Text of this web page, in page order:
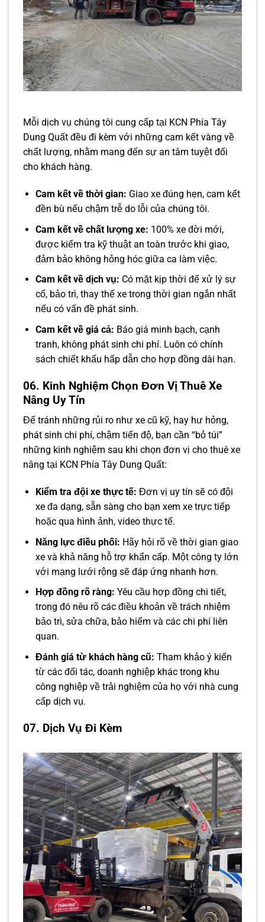
Mỗi dịch vụ chúng tôi cung cấp tại KCN Phía Tây
Dung Quất đều đi kèm với những cam kết vàng về
chất lượng, nhằm mang đến sự an tâm tuyệt đối
cho khách hàng.
Cam kết về thời gian: Giao xe đúng hẹn, cam kết
đền bù nếu chậm trễ do lỗi của chúng tôi.
Cam kết về chất lượng xe: 100% xe đời mới,
được kiểm tra kỹ thuật an toàn trước khi giao,
đảm bảo không hỏng hóc giữa ca làm việc.
Cam kết về dịch vụ: Có mặt kịp thời để xử lý sự
cố, bảo trì, thay thế xe trong thời gian ngắn nhất
nếu có vấn đề phát sinh.
Cam kết về giá cả: Báo giá minh bạch, cạnh
tranh, không phát sinh chi phí. Luôn có chính
sách chiết khấu hấp dẫn cho hợp đồng dài hạn.
06. Kinh Nghiệm Chọn Đơn Vị Thuê Xe
Nâng Uy Tín
Để tránh những rủi ro như xe cũ kỹ, hay hư hỏng,
phát sinh chi phí, chậm tiến độ, bạn cần “bỏ túi”
những kinh nghiệm sau khi chọn đơn vị cho thuê xe
nâng tại KCN Phía Tây Dung Quất:
Kiểm tra đội xe thực tế: Đơn vị uy tín sẽ có đội
xe đa dạng, sẵn sàng cho bạn xem xe trực tiếp
hoặc qua hình ảnh, video thực tế.
Năng lực điều phối: Hãy hỏi rõ về thời gian giao
xe và khả năng hỗ trợ khẩn cấp. Một công ty lớn
với mạng lưới rộng sẽ đáp ứng nhanh hơn.
Hợp đồng rõ ràng: Yêu cầu hợp đồng chi tiết,
trong đó nêu rõ các điều khoản về trách nhiệm
bảo trì, sửa chữa, bảo hiểm và các chi phí liên
quan.
Đánh giá từ khách hàng cũ: Tham khảo ý kiến
từ các đối tác, doanh nghiệp khác trong khu
công nghiệp về trải nghiệm của họ với nhà cung
cấp dịch vụ.
07. Dịch Vụ Đi Kèm